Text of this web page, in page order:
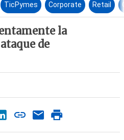
TicPymes Corporate Retail
la
de